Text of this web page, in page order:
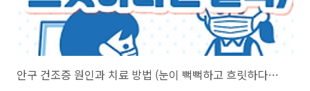
안구 건조증 원인과 치료 방법 (눈이 뻑뻑하고 흐릿하다면 필독)